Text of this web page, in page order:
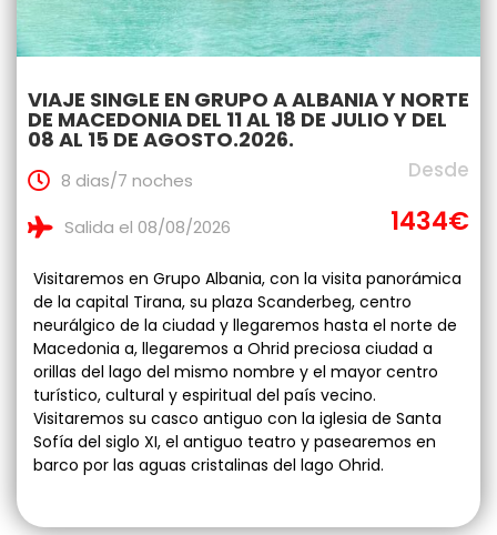
VIAJE SINGLE EN GRUPO A ALBANIA Y NORTE
DE MACEDONIA DEL 11 AL 18 DE JULIO Y DEL
08 AL 15 DE AGOSTO.2026.
8 dias/7 noches
Salida el 08/08/2026
Desde
1434€
Visitaremos en Grupo Albania, con la visita panorámica
de la capital Tirana, su plaza Scanderbeg, centro
neurálgico de la ciudad y llegaremos hasta el norte de
Macedonia a, llegaremos a Ohrid preciosa ciudad a
orillas del lago del mismo nombre y el mayor centro
turístico, cultural y espiritual del país vecino.
Visitaremos su casco antiguo con la iglesia de Santa
Sofía del siglo XI, el antiguo teatro y pasearemos en
barco por las aguas cristalinas del lago Ohrid.